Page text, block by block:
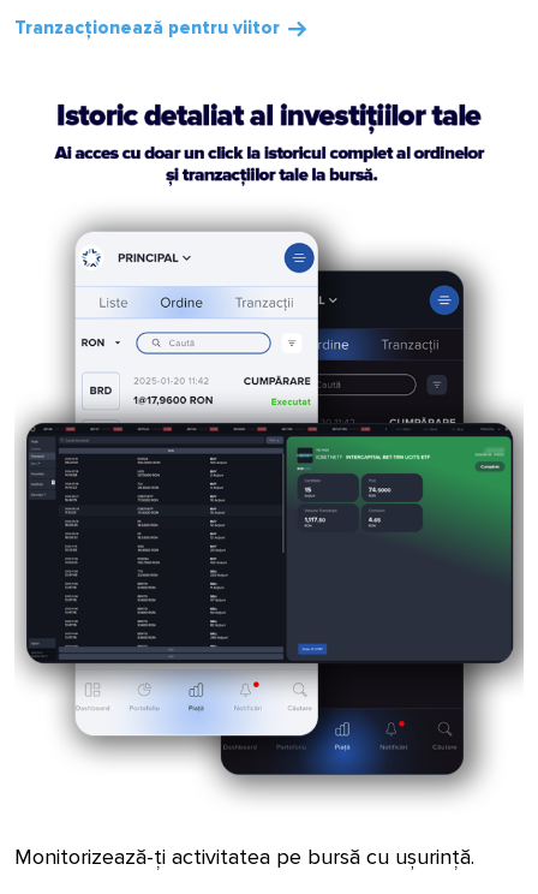
Tranzacționează pentru viitor
Monitorizează-ți activitatea pe bursă cu ușurință.